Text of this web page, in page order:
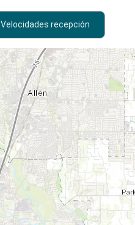
Velocidades recepción